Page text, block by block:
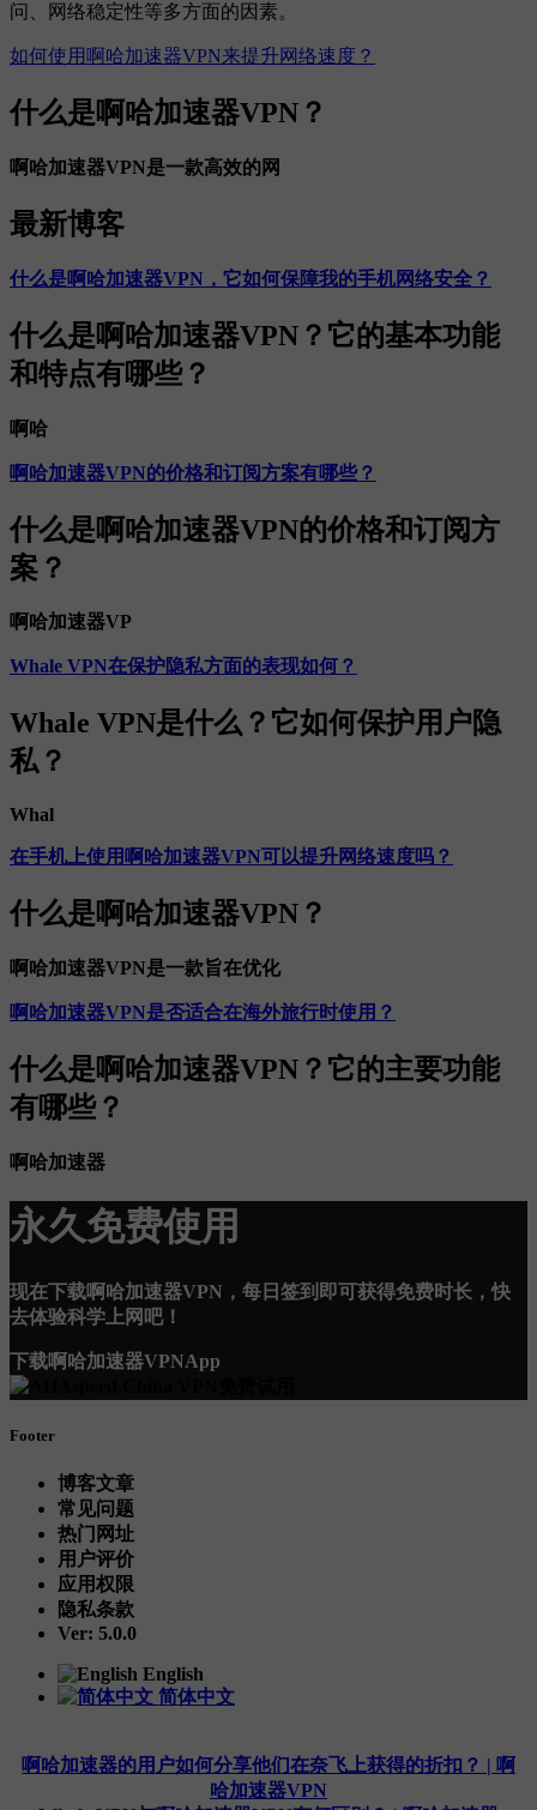
问、网络稳定性等多方面的因素。
如何使用啊哈加速器VPN来提升网络速度？
什么是啊哈加速器VPN？
啊哈加速器VPN是一款高效的网
最新博客
什么是啊哈加速器VPN，它如何保障我的手机网络安全？
什么是啊哈加速器VPN？它的基本功能
和特点有哪些？
啊哈
啊哈加速器VPN的价格和订阅方案有哪些？
什么是啊哈加速器VPN的价格和订阅方
案？
啊哈加速器VP
Whale VPN在保护隐私方面的表现如何？
Whale VPN是什么？它如何保护用户隐
私？
Whal
在手机上使用啊哈加速器VPN可以提升网络速度吗？
什么是啊哈加速器VPN？
啊哈加速器VPN是一款旨在优化
啊哈加速器VPN是否适合在海外旅行时使用？
什么是啊哈加速器VPN？它的主要功能
有哪些？
啊哈加速器
永久免费使用
现在下载啊哈加速器VPN，每日签到即可获得免费时长，快
去体验科学上网吧！
下载啊哈加速器VPNApp
Footer
博客文章
常见问题
热门网址
用户评价
应用权限
隐私条款
Ver: 5.0.0
English
简体中文
啊哈加速器的用户如何分享他们在奈飞上获得的折扣？ | 啊
哈加速器VPN